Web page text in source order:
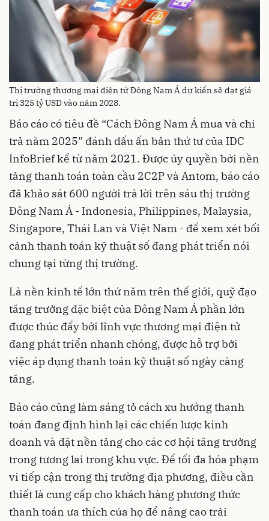
Thị trường thương mại điện tử Đông Nam Á dự kiến sẽ đạt giá
trị 325 tỷ USD vào năm 2028.
Báo cáo có tiêu đề “Cách Đông Nam Á mua và chi
trả năm 2025” đánh dấu ấn bản thứ tư của IDC
InfoBrief kể từ năm 2021. Được ủy quyền bởi nền
tảng thanh toán toàn cầu 2C2P và Antom, báo cáo
đã khảo sát 600 người trả lời trên sáu thị trường
Đông Nam Á - Indonesia, Philippines, Malaysia,
Singapore, Thái Lan và Việt Nam - để xem xét bối
cảnh thanh toán kỹ thuật số đang phát triển nói
chung tại từng thị trường.
Là nền kinh tế lớn thứ năm trên thế giới, quỹ đạo
tăng trưởng đặc biệt của Đông Nam Á phần lớn
được thúc đẩy bởi lĩnh vực thương mại điện tử
đang phát triển nhanh chóng, được hỗ trợ bởi
việc áp dụng thanh toán kỹ thuật số ngày càng
tăng.
Báo cáo cũng làm sáng tỏ cách xu hướng thanh
toán đang định hình lại các chiến lược kinh
doanh và đặt nền tảng cho các cơ hội tăng trưởng
trong tương lai trong khu vực. Để tối đa hóa phạm
vi tiếp cận trong thị trường địa phương, điều cần
thiết là cung cấp cho khách hàng phương thức
thanh toán ưa thích của họ để nâng cao trải